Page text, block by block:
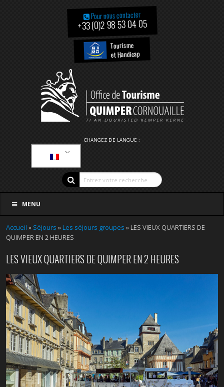
Pour nous contacter
+33 (0)2 98 53 04 05
Tourisme
et Handicap
CHANGEZ DE LANGUE :
MENU
Accueil » Séjours »Les séjours groupes » LES VIEUX QUARTIERS DE
QUIMPER EN 2 HEURES
LES VIEUX QUARTIERS DE QUIMPER EN 2 HEURES